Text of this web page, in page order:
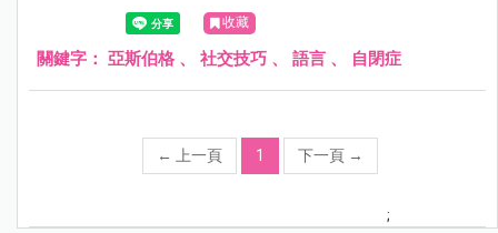
收藏
關鍵字： 亞斯伯格 、 社交技巧 、 語言 、 自閉症
← 上一頁 1 下一頁 →
;